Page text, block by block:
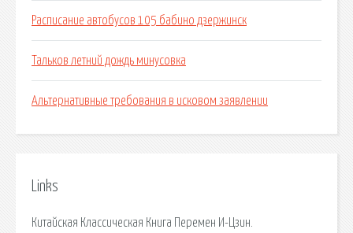
Расписание автобусов 105 бабино дзержинск
Тальков летний дождь минусовка
Альтернативные требования в исковом заявлении
Links
Китайская Классическая Книга Перемен И-Цзин.